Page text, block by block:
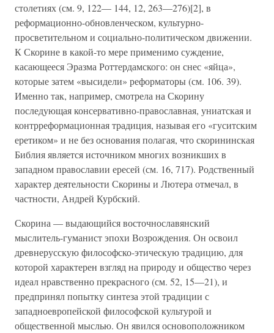
столетиях (см. 9, 122— 144, 12, 263—276)[2], в
реформационно-обновленческом, культурно-
просветительном и социально-политическом движении.
К Скорине в какой-то мере применимо суждение,
касающееся Эразма Роттердамского: он снес «яйца»,
которые затем «высидели» реформаторы (см. 106. 39).
Именно так, например, смотрела на Скорину
последующая консервативно-православная, униатская и
контрреформационная традиция, называя его «гуситским
еретиком» и не без основания полагая, что скорининская
Библия является источником многих возникших в
западном православии ересей (см. 16, 717). Родственный
характер деятельности Скорины и Лютера отмечал, в
частности, Андрей Курбский.
Скорина — выдающийся восточнославянский
мыслитель-гуманист эпохи Возрождения. Он освоил
древнерусскую философско-этическую традицию, для
которой характерен взгляд на природу и общество через
идеал нравственно прекрасного (см. 52, 15—21), и
предпринял попытку синтеза этой традиции с
западноевропейской философской культурой и
общественной мыслью. Он явился основоположником